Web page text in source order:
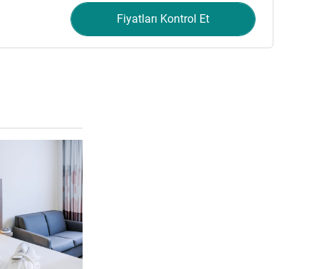
Fiyatları Kontrol Et